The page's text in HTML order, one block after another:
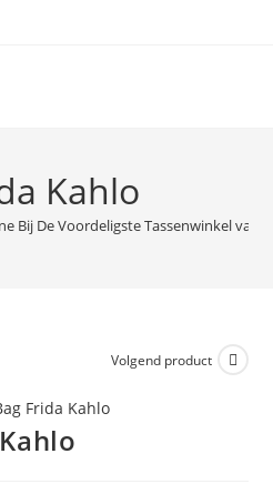
Kahlo
Bij De Voordeligste Tassenwinkel van
Volgend product